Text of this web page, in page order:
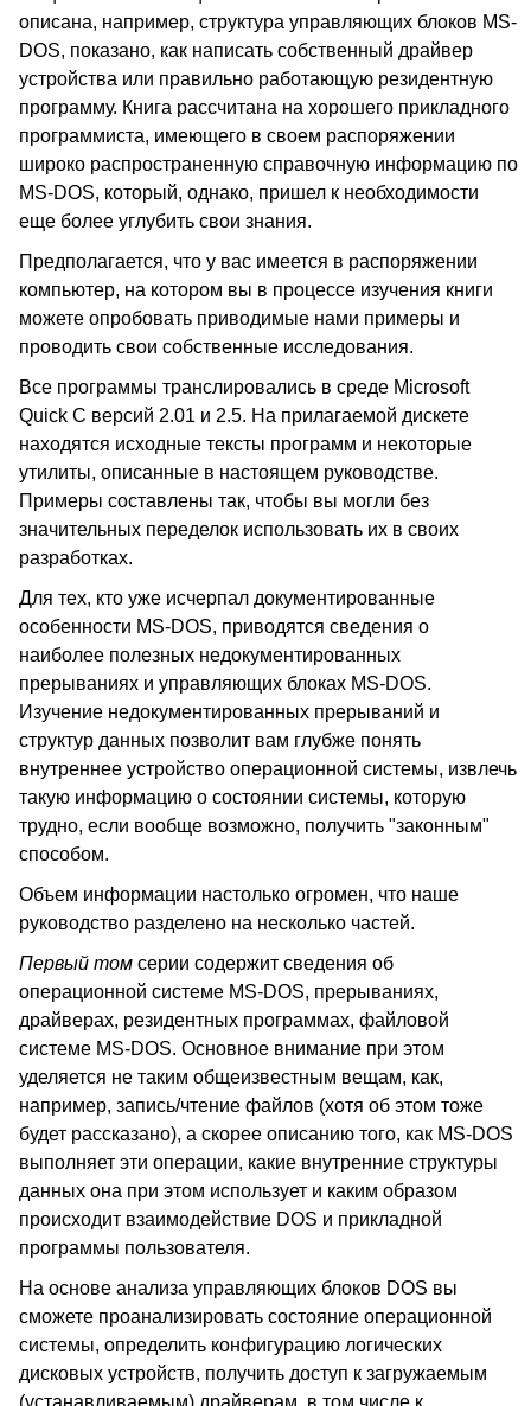
описана, например, структура управляющих блоков MS-
DOS, показано, как написать собственный драйвер
устройства или правильно работающую резидентную
программу. Книга рассчитана на хорошего прикладного
программиста, имеющего в своем распоряжении
широко распространенную справочную информацию по
MS-DOS, который, однако, пришел к необходимости
еще более углубить свои знания.
Предполагается, что у вас имеется в распоряжении
компьютер, на котором вы в процессе изучения книги
можете опробовать приводимые нами примеры и
проводить свои собственные исследования.
Все программы транслировались в среде Microsoft
Quick C версий 2.01 и 2.5. На прилагаемой дискете
находятся исходные тексты программ и некоторые
утилиты, описанные в настоящем руководстве.
Примеры составлены так, чтобы вы могли без
значительных переделок использовать их в своих
разработках.
Для тех, кто уже исчерпал документированные
особенности MS-DOS, приводятся сведения о
наиболее полезных недокументированных
прерываниях и управляющих блоках MS-DOS.
Изучение недокументированных прерываний и
структур данных позволит вам глубже понять
внутреннее устройство операционной системы, извлечь
такую информацию о состоянии системы, которую
трудно, если вообще возможно, получить "законным"
способом.
Объем информации настолько огромен, что наше
руководство разделено на несколько частей.
Первый том серии содержит сведения об
операционной системе MS-DOS, прерываниях,
драйверах, резидентных программах, файловой
системе MS-DOS. Основное внимание при этом
уделяется не таким общеизвестным вещам, как,
например, запись/чтение файлов (хотя об этом тоже
будет рассказано), а скорее описанию того, как MS-DOS
выполняет эти операции, какие внутренние структуры
данных она при этом использует и каким образом
происходит взаимодействие DOS и прикладной
программы пользователя.
На основе анализа управляющих блоков DOS вы
сможете проанализировать состояние операционной
системы, определить конфигурацию логических
дисковых устройств, получить доступ к загружаемым
(устанавливаемым) драйверам, в том числе к